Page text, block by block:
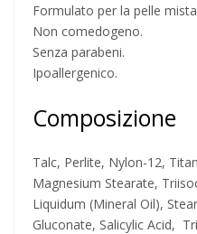
Formulato per la pelle
Non comedogeno.
Senza parabeni.
Ipoallergenico.
Composizione
Talc, Perlite, Nylon-12,
Magnesium Stearate,
Liquidum (Mineral Oil),
Gluconate, Salicylic Acid,